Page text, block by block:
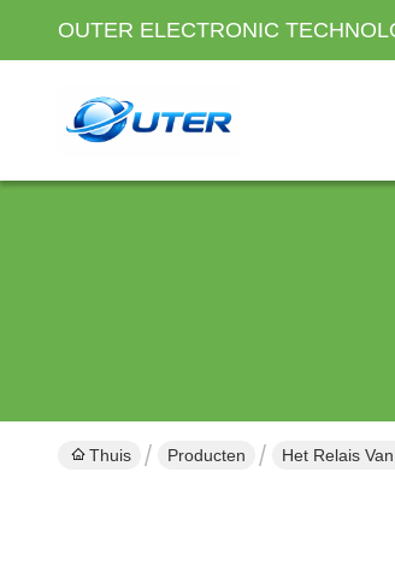
OUTER ELECTRONIC
Thuis Producten Het Relais